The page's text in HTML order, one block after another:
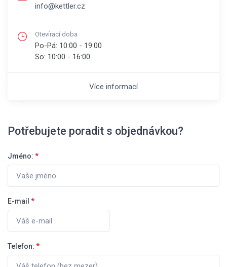
info@kettler.cz
Otevírací doba
Po-Pá: 10:00 - 19:00
So: 10:00 - 16:00
Více informací
Potřebujete poradit s objednávkou?
Jméno: *
E-mail *
Telefon: *